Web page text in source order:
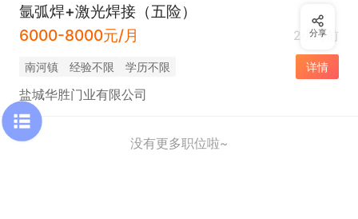
氩弧焊+激光焊接（五险）
6000-8000元/月
2小时前
南河镇 经验不限 学历不限 详情
盐城华胜门业有限公司
没有更多职位啦~
分享